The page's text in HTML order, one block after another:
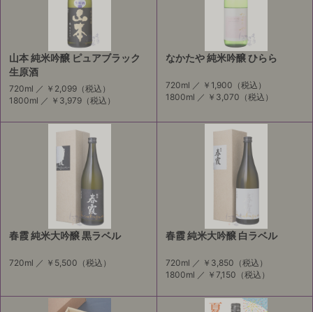
山本 純米吟醸 ピュアブラック
生原酒
720ml ／ ￥2,099 （税込）
1800ml ／ ￥3,979 （税込）
なかたや 純米吟醸 ひらら
720ml ／ ￥1,900 （税込）
1800ml ／ ￥3,070 （税込）
春霞 純米大吟醸 黒ラベル
720ml ／ ￥5,500 （税込）
春霞 純米大吟醸 白ラベル
720ml ／ ￥3,850 （税込）
1800ml ／ ￥7,150 （税込）